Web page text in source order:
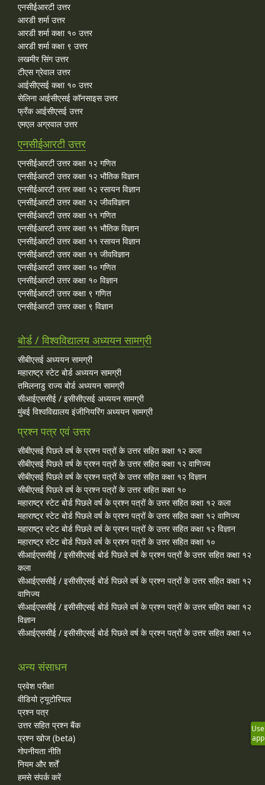
एनसीईआरटी उत्तर
आरडी शर्मा उत्तर
आरडी शर्मा कक्षा १० उत्तर
आरडी शर्मा कक्षा ९ उत्तर
लखमीर सिंग उत्तर
टीएस ग्रेवाल उत्तर
आईसीएसई कक्षा १० उत्तर
सेलिना आईसीएसई कॉनसाइस उत्तर
फ्रँक आईसीएसई उत्तर
एमएल अग्रवाल उत्तर
एनसीईआरटी उत्तर
एनसीईआरटी उत्तर कक्षा १२ गणित
एनसीईआरटी उत्तर कक्षा १२ भौतिक विज्ञान
एनसीईआरटी उत्तर कक्षा १२ रसायन विज्ञान
एनसीईआरटी उत्तर कक्षा १२ जीवविज्ञान
एनसीईआरटी उत्तर कक्षा ११ गणित
एनसीईआरटी उत्तर कक्षा ११ भौतिक विज्ञान
एनसीईआरटी उत्तर कक्षा ११ रसायन विज्ञान
एनसीईआरटी उत्तर कक्षा ११ जीवविज्ञान
एनसीईआरटी उत्तर कक्षा १० गणित
एनसीईआरटी उत्तर कक्षा १० विज्ञान
एनसीईआरटी उत्तर कक्षा ९ गणित
एनसीईआरटी उत्तर कक्षा ९ विज्ञान
बोर्ड / विश्वविद्यालय अध्ययन सामग्री
सीबीएसई अध्ययन सामग्री
महाराष्ट्र स्टेट बोर्ड अध्ययन सामग्री
तमिलनाडु राज्य बोर्ड अध्ययन सामग्री
सीआईएससीई / इसीसीएसई अध्ययन सामग्री
मुंबई विश्वविद्यालय इंजीनियरिंग अध्ययन सामग्री
प्रश्न पत्र एवं उत्तर
सीबीएसई पिछले वर्ष के प्रश्न पत्रों के उत्तर सहित कक्षा १२ कला
सीबीएसई पिछले वर्ष के प्रश्न पत्रों के उत्तर सहित कक्षा १२ वाणिज्य
सीबीएसई पिछले वर्ष के प्रश्न पत्रों के उत्तर सहित कक्षा १२ विज्ञान
सीबीएसई पिछले वर्ष के प्रश्न पत्रों के उत्तर सहित कक्षा १०
महाराष्ट्र स्टेट बोर्ड पिछले वर्ष के प्रश्न पत्रों के उत्तर सहित कक्षा १२ कला
महाराष्ट्र स्टेट बोर्ड पिछले वर्ष के प्रश्न पत्रों के उत्तर सहित कक्षा १२ वाणिज्य
महाराष्ट्र स्टेट बोर्ड पिछले वर्ष के प्रश्न पत्रों के उत्तर सहित कक्षा १२ विज्ञान
महाराष्ट्र स्टेट बोर्ड पिछले वर्ष के प्रश्न पत्रों के उत्तर सहित कक्षा १०
सीआईएससीई / इसीसीएसई बोर्ड पिछले वर्ष के प्रश्न पत्रों के उत्तर सहित कक्षा १२
कला
सीआईएससीई / इसीसीएसई बोर्ड पिछले वर्ष के प्रश्न पत्रों के उत्तर सहित कक्षा १२
वाणिज्य
सीआईएससीई / इसीसीएसई बोर्ड पिछले वर्ष के प्रश्न पत्रों के उत्तर सहित कक्षा १२
विज्ञान
सीआईएससीई / इसीसीएसई बोर्ड पिछले वर्ष के प्रश्न पत्रों के उत्तर सहित कक्षा १०
अन्य संसाधन
प्रवेश परीक्षा
वीडियो ट्यूटोरियल
प्रश्न पत्र
उत्तर सहित प्रश्न बैंक
प्रश्न खोज (beta)
गोपनीयता नीति
नियम और शर्तें
हमसे संपर्क करें
Use
app